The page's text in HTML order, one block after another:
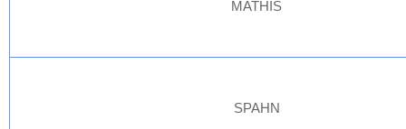
MATHIS
SPAHN